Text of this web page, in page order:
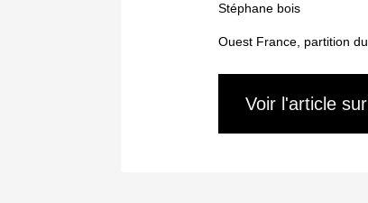
Stéphane bois
Ouest France, partition
Voir l'article